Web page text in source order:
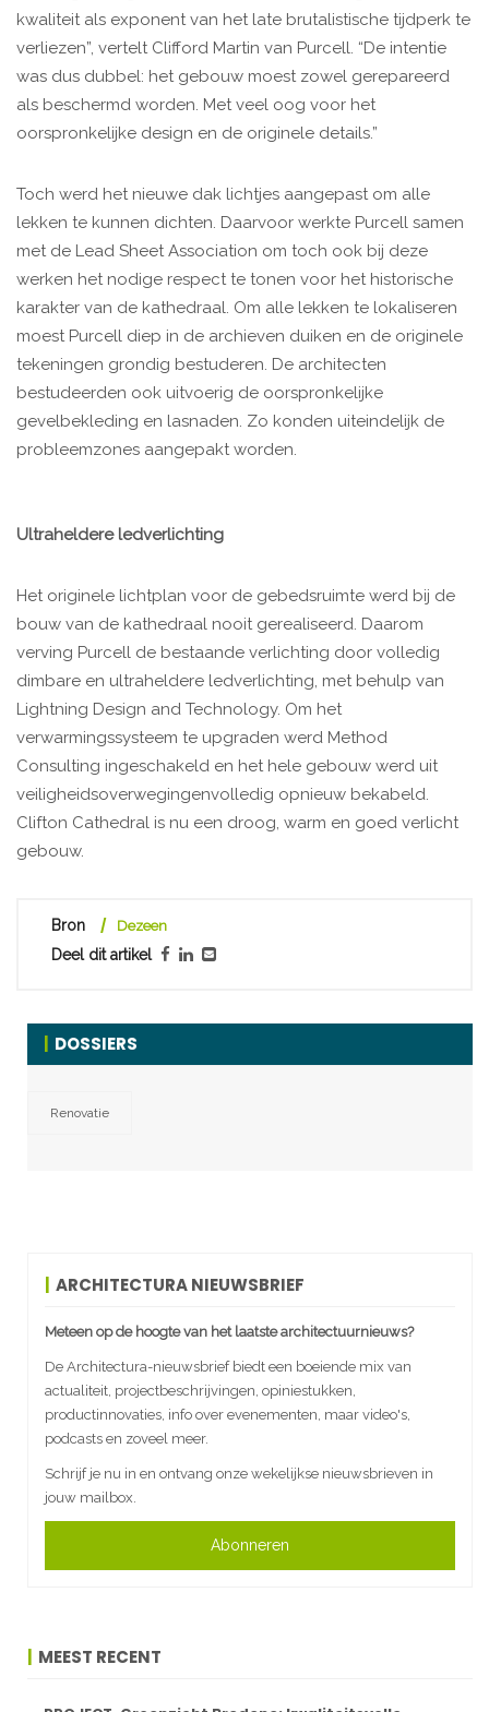
kwaliteit als exponent van het late brutalistische tijdperk te
verliezen”, vertelt Clifford Martin van Purcell. “De intentie
was dus dubbel: het gebouw moest zowel gerepareerd
als beschermd worden. Met veel oog voor het
oorspronkelijke design en de originele details.”
Toch werd het nieuwe dak lichtjes aangepast om alle
lekken te kunnen dichten. Daarvoor werkte Purcell samen
met de Lead Sheet Association om toch ook bij deze
werken het nodige respect te tonen voor het historische
karakter van de kathedraal. Om alle lekken te lokaliseren
moest Purcell diep in de archieven duiken en de originele
tekeningen grondig bestuderen. De architecten
bestudeerden ook uitvoerig de oorspronkelijke
gevelbekleding en lasnaden. Zo konden uiteindelijk de
probleemzones aangepakt worden.
Ultraheldere ledverlichting
Het originele lichtplan voor de gebedsruimte werd bij de
bouw van de kathedraal nooit gerealiseerd. Daarom
verving Purcell de bestaande verlichting door volledig
dimbare en ultraheldere ledverlichting, met behulp van
Lightning Design and Technology. Om het
verwarmingssysteem te upgraden werd Method
Consulting ingeschakeld en het hele gebouw werd uit
veiligheidsoverwegingenvolledig opnieuw bekabeld.
Clifton Cathedral is nu een droog, warm en goed verlicht
gebouw.
Bron Dezeen
Deel dit artikel
DOSSIERS
Renovatie
ARCHITECTURA NIEUWSBRIEF
Meteen op de hoogte van het laatste architectuurnieuws?
De Architectura-nieuwsbrief biedt een boeiende mix van
actualiteit, projectbeschrijvingen, opiniestukken,
productinnovaties, info over evenementen, maar video's,
podcasts en zoveel meer.
Schrijf je nu in en ontvang onze wekelijkse nieuwsbrieven in
jouw mailbox.
Abonneren
MEEST RECENT